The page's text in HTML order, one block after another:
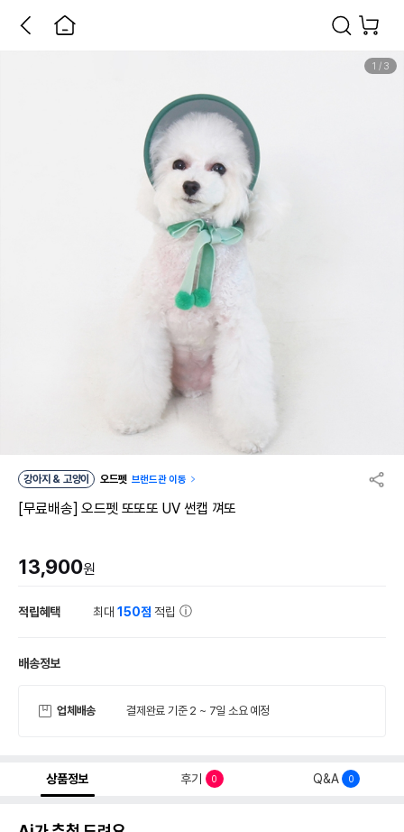
1 / 3
강아지 & 고양이 오드펫 브랜드관 이동
[무료배송] 오드펫 또또또 UV 썬캡 껴또
13,900원
적립혜택 최대150점 적립
배송정보
업체배송 결제완료 기준 2 ~ 7일 소요 예정
상품정보 후기 0 Q&A 0